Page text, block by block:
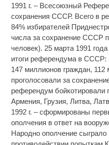
1991 г. – Всесоюзный
сохранения СССР. Всего в
84% избирателей
числа за сохранение СССР
человек). 25 марта 1991
итоги референдума в СССР:
147 миллионов граждан, 112
проголосовали за
референдум
Армения, Грузия, Литва,
1992 г. – сформированы
ополчения в ответ на
Народно ополчение